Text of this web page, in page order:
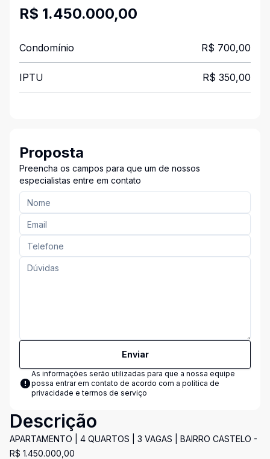
R$ 1.450.000,00
Condomínio R$ 700,00
IPTU R$ 350,00
Proposta
Preencha os campos para que um de nossos
especialistas entre em contato
Enviar
As informações serão utilizadas para que a nossa equipe
possa entrar em contato de acordo com a política de
privacidade e termos de serviço
Descrição
APARTAMENTO | 4 QUARTOS | 3 VAGAS | BAIRRO CASTELO -
R$ 1.450.000,00